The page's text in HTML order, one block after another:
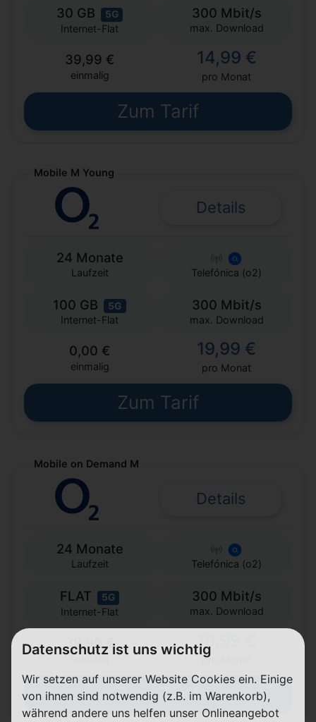
30 GB 5G
Internet-Flat
300 Mbit/s
max. Download
39,99 €
einmalig
14,99 €
pro Monat
Zum Tarif
Mobile M Young
Details
24 Monate
Laufzeit Telefónica (o2)
100 GB 5G
Internet-Flat
300 Mbit/s
max. Download
0,00 €
einmalig
19,99 €
pro Monat
Zum Tarif
Mobile on Demand M
Details
24 Monate
Laufzeit Telefónica (o2)
FLAT 5G
Internet-Flat
300 Mbit/s
max. Download
39,99 €
einmalig
19,99 €
pro Monat
Zum Tarif
Datenschutz ist uns wichtig
Wir setzen auf unserer Website Cookies ein. Einige
von ihnen sind notwendig (z.B. im Warenkorb),
während andere uns helfen unser Onlineangebot